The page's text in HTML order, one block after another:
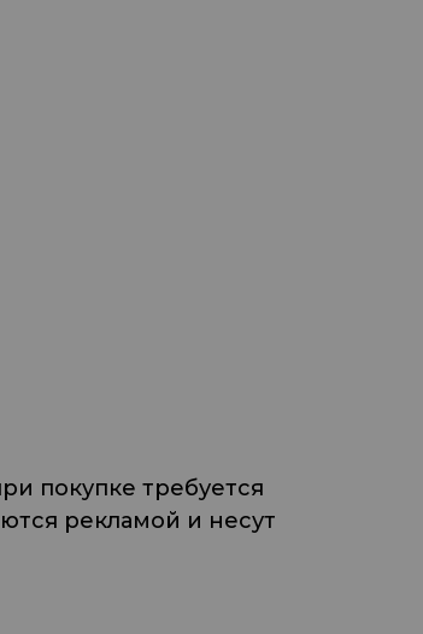
покупке требуется
рекламой и несут